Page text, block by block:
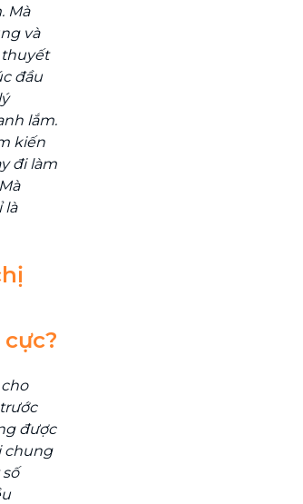
Mà
và
thuyết
đầu
lắm.
kiến
đi làm
là
được
chung